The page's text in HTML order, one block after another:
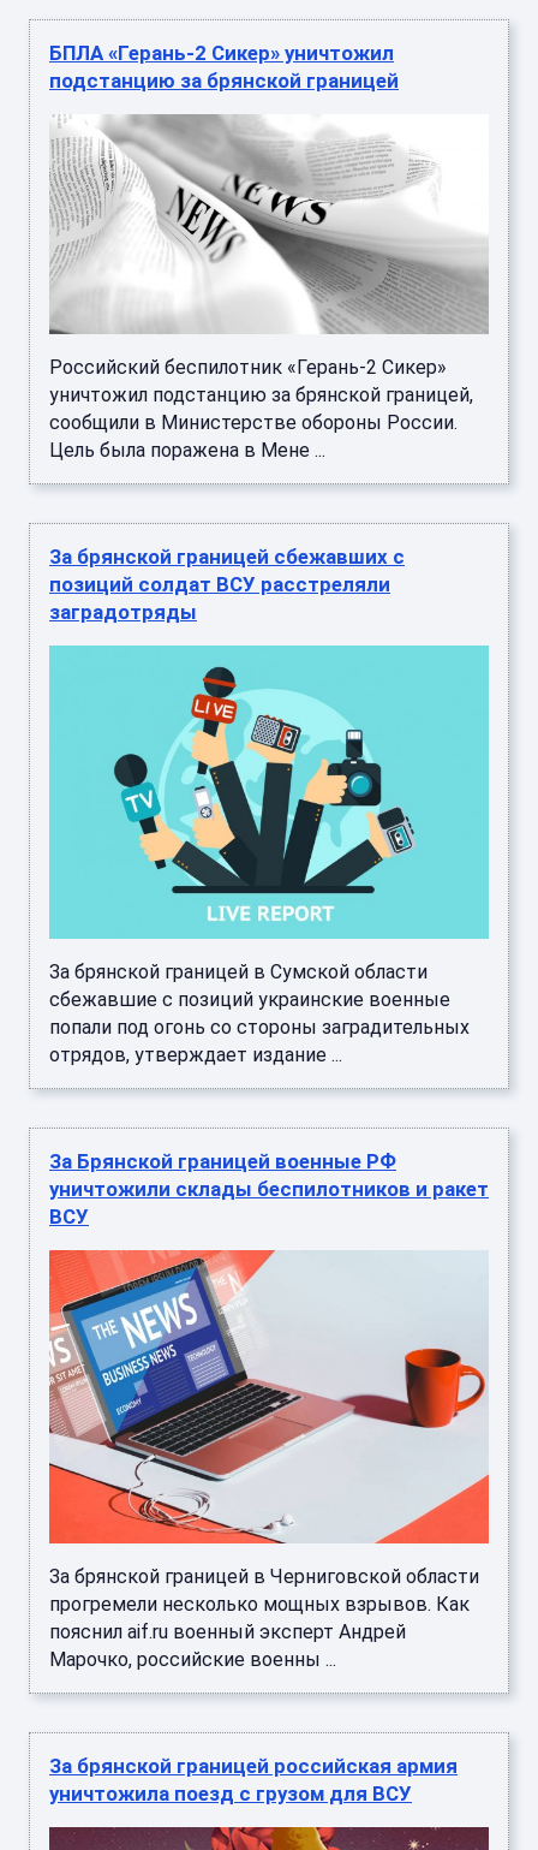
БПЛА «Герань-2 Сикер» уничтожил
подстанцию за брянской границей
Российский беспилотник «Герань-2 Сикер»
уничтожил подстанцию за брянской границей,
сообщили в Министерстве обороны России.
Цель была поражена в Мене ...
За брянской границей сбежавших с
позиций солдат ВСУ расстреляли
заградотряды
За брянской границей в Сумской области
сбежавшие с позиций украинские военные
попали под огонь со стороны заградительных
отрядов, утверждает издание ...
За Брянской границей военные РФ
уничтожили склады беспилотников и ракет
ВСУ
За брянской границей в Черниговской области
прогремели несколько мощных взрывов. Как
пояснил aif.ru военный эксперт Андрей
Марочко, российские военны ...
За брянской границей российская армия
уничтожила поезд с грузом для ВСУ